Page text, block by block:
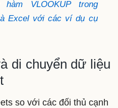
VLOOKUP trong
Excel với các ví dụ cụ
di chuyển dữ liệu
so với các đối thủ cạnh